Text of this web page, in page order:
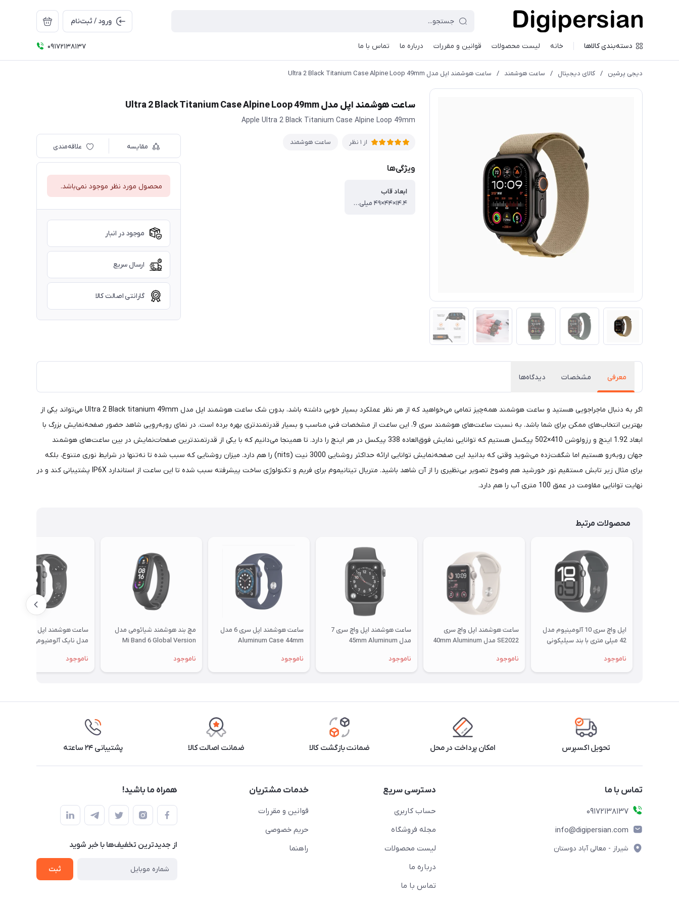
ورود / ثبت‌نام
دسته‌بندی کالاها خانه لیست محصولات قوانین و مقررات درباره ما تماس با ما 09172138137
دیجی پرشین / کالای دیجیتال / ساعت هوشمند / ساعت هوشمند اپل مدل Ultra 2 Black Titanium Case Alpine Loop 49mm
ساعت هوشمند اپل مدل Ultra 2 Black Titanium Case Alpine Loop 49mm
Apple Ultra 2 Black Titanium Case Alpine Loop 49mm
از 1 نظر ساعت هوشمند
ویژگی‌ها
ابعاد قاب
۱۴.۴×۴۴×۴۹ میلی‌متر
مقایسه علاقه‌مندی
محصول مورد نظر موجود نمی‌باشد.
موجود در انبار
ارسال سریع
گارانتی اصالت کالا
معرفی مشخصات دیدگاه‌ها
اگر به دنبال ماجراجویی هستید و ساعت هوشمند همه‌چیز تمامی می‌خواهید که از هر نظر عملکرد بسیار خوبی داشته باشد، بدون شک ساعت هوشمند اپل مدل Ultra 2 Black titanium 49mm می‌تواند یکی از
بهترین انتخاب‌های ممکن برای شما باشد. به نسبت ساعت‌های هوشمند سری 9، این ساعت از مشخصات فنی مناسب و بسیار قدرتمند‌تری بهره برده است. در نمای رو‌به‌رویی شاهد حضور صفحه‌نمایش بزرگ با
ابعاد 1.92 اینچ و رزولوشن 410×502 پیکسل هستیم که توانایی نمایش فوق‌العاده 338 پیکسل در هر اینچ را دارد. تا همینجا می‌دانیم که با یکی از قدرتمند‌ترین صفحات‌نمایش در بین ساعت‌های هوشمند
جهان رو‌به‌رو هستیم اما شگفت‌زده می‌شوید وقتی که بدانید این صفحه‌نمایش توانایی ارائه حداکثر روشنایی 3000 نیت (nits) را هم دارد. میزان روشنایی که سبب شده تا نه‌تنها در شرایط نوری متنوع، بلکه
برای مثال زیر تابش مستقیم نور خورشید هم وضوح تصویر بی‌نظیری را از آن شاهد باشید. متریال تیتانیموم برای فریم و تکنولوژی ساخت پیشرفته سبب شده تا این ساعت از استاندارد IP6X پشتیبانی کند و در
نهایت توانایی مقاومت در عمق 100 متری آب را هم دارد.
محصولات مرتبط
اپل واچ سری 10 آلومینیوم مدل
42 میلی متری با بند سیلیکونی
ناموجود
ساعت هوشمند اپل واچ سری
SE2022 مدل 40mm Aluminum
ناموجود
ساعت هوشمند اپل واچ سری 7
مدل 45mm Aluminum
ناموجود
ساعت هوشمند اپل سری 6 مدل
Aluminum Case 44mm
ناموجود
مچ بند هوشمند شیائومی مدل
Mi Band 6 Global Version
ناموجود
ناموجود
تحویل اکسپرس امکان پرداخت در محل ضمانت بازگشت کالا ضمانت اصالت کالا پشتیبانی ۲۴ ساعته
تماس با ما
09172138137
info@digipersian.com
شیراز - معالی آباد دوستان
دسترسی سریع
حساب کاربری
مجله فروشگاه
لیست محصولات
درباره ما
تماس با ما
خدمات مشتریان
قوانین و مقررات
حریم خصوصی
راهنما
همراه ما باشید!
از جدید‌ترین تخفیف‌ها با‌ خبر شوید
ثبت